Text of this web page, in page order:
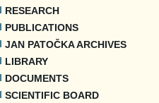
RESEARCH
PUBLICATIONS
JAN PATOČKA ARCHIVES
LIBRARY
DOCUMENTS
SCIENTIFIC BOARD